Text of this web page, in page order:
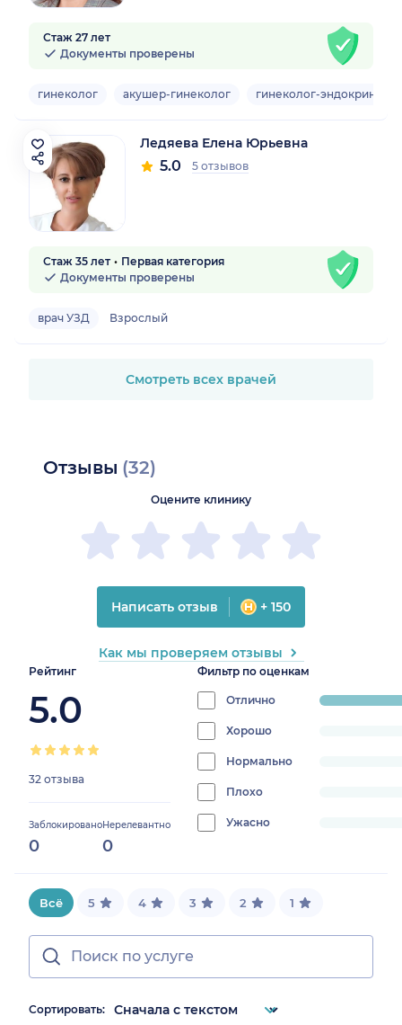
Стаж 27 лет
Документы проверены
гинеколог акушер-гинеколог гинеколог-эндокринолог
Ледяева Елена Юрьевна
5.0 5 отзывов
Стаж 35 лет
Первая категория
Документы проверены
врач УЗД Взрослый
Смотреть всех врачей
Отзывы (32)
Рейтинг
5.0
32 отзыва
Заблокировано
0
Нерелевантно
0
Фильтр по оценкам
Отлично
progress:
Хорошо
0%
Нормально
0%
Плохо
Ужасно
progress:
Оцените клинику
Написать отзыв + 150
Как мы проверяем отзывы
Всё 5 4 3 2 1
Сортировать: